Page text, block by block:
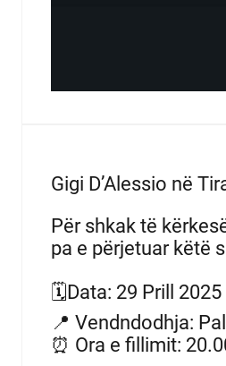
Gigi D’Alessio në
Për shkak të
pa e përjetuar këtë
🗓️Data: 29 Prill 2025
📍 Vendndodhja:
⏰ Ora e fillimit: